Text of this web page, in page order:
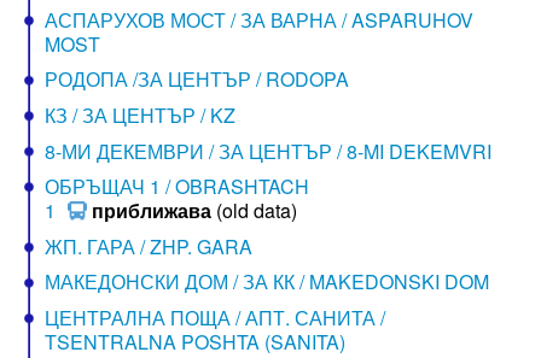
АСПАРУХОВ МОСТ / ЗА ВАРНА / ASPARUHOV
MOST
РОДОПА /ЗА ЦЕНТЪР / RODOPA
КЗ / ЗА ЦЕНТЪР / KZ
8-МИ ДЕКЕМВРИ / ЗА ЦЕНТЪР / 8-MI DEKEMVRI
ОБРЪЩАЧ 1 / OBRASHTACH
1
приближава(old data)
ЖП. ГАРА / ZHP. GARA
МАКЕДОНСКИ ДОМ / ЗА КК / MAKEDONSKI DOM
ЦЕНТРАЛНА ПОЩА / АПТ. САНИТА /
TSENTRALNA POSHTA (SANITA)